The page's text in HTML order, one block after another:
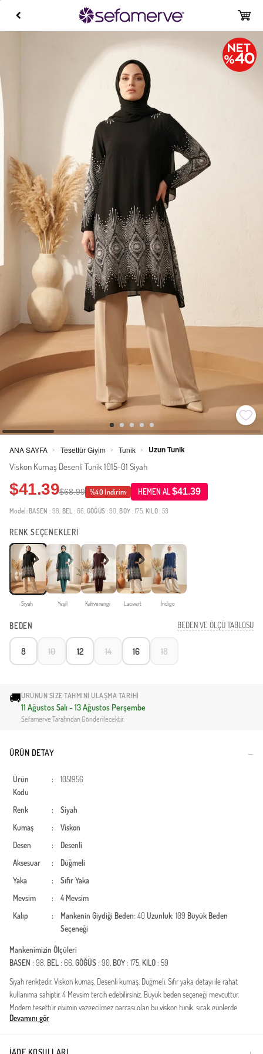
ANA SAYFA > Tesettür Giyim > Tunik > Uzun Tunik
Viskon Kumaş Desenli Tunik 1015-01 Siyah
$41.39$68.99 %40 İndirim HEMEN AL$41.39
Model: BASEN : 98, BEL : 66, GÖĞÜS : 90, BOY : 175, KILO: 59
RENK SEÇENEKLERİ
Siyah Yeşil Kahverengi Lacivert İndigo
BEDEN BEDEN VE ÖLÇÜ TABLOSU
8 10 12 14 16 18
🚚ÜRÜNÜN SIZE TAHMINI ULAŞMA TARIHI
11 Ağustos Salı - 13 Ağustos Perşembe
Sefamerve Tarafından Gönderilecektir.
ÜRÜN DETAY
Ürün
Kodu
: 1051956
Renk :
Siyah
Kumaş
:
Viskon
Desen
:
Desenli
Aksesuar
:
Düğmeli
Yaka
:
Sıfır Yaka
Mevsim
:
4 Mevsim
Kalıp
: Mankenin Giydiği Beden: 40Uzunluk: 109 Büyük Beden
Seçeneği
Mankenimizin Ölçüleri
BASEN : 98, BEL: 66,GÖĞÜS: 90, BOY: 175, KILO: 59
Siyah renktedir. Viskon kumaş. Desenli kumaş. Düğmeli. Sıfır yaka detayı ile rahat
kullanıma sahiptir. 4 Mevsim tercih edebilirsiniz. Büyük beden seçeneği mevcuttur.
Modern tesettür giyimin vazgeçilmez parçası olan bu viskon tunik, sıcak günlerde
konforu ve şıklığı bir arada sunuyor. Doğal liflerden üretilen yumuşak dokusu
dökümlü duruşu ve geniş kesimiyle her vücut tipine uyum sağlarken hareket
Devamını gör
İADE KOŞULLARI